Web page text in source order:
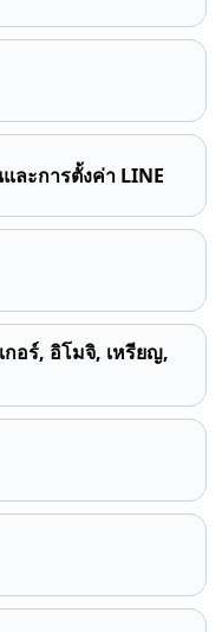
ละการตั้งค่า LINE
อร์, อิโมจิ, เหรียญ,